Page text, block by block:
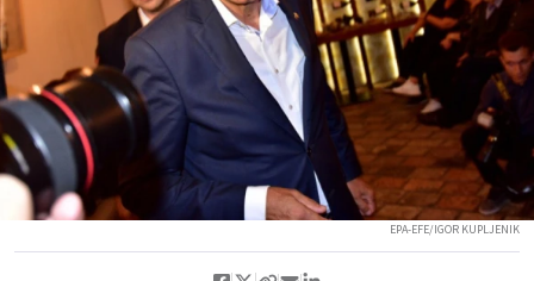
EPA-EFE/IGOR KUPLJENIK